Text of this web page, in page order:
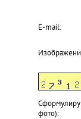
E-mail:
фото):